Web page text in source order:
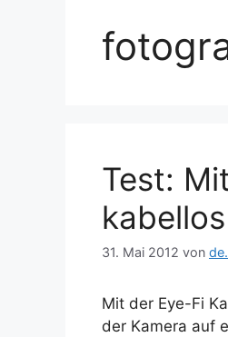
Test:
31. Mai 2012 von
Mit der Eye-Fi
der Kamera auf